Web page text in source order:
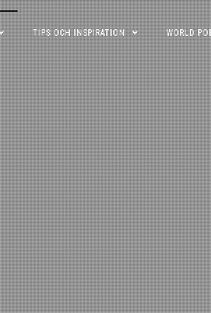
TIPS OCH INSPIRATION WORLD